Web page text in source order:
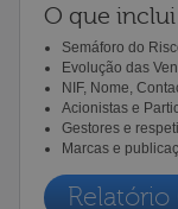
O que
Semáforo do
Evolução das
NIF, Nome,
Acionistas e
Gestores e
Marcas e
Relatório